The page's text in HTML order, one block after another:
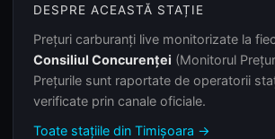
DESPRE ACEASTĂ STAȚIE
Prețuri carburanți live monitorizate la
Consiliul Concurenței (Monitorul
Prețurile sunt raportate de operatorii
verificate prin canale oficiale.
Toate stațiile din Timișoara →